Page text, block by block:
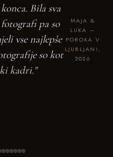
Bila sva
pa so
vse najlepše
so kot
kadri."
MAJA &
LUKA —
POROKA V
LJUBLJANI,
2026